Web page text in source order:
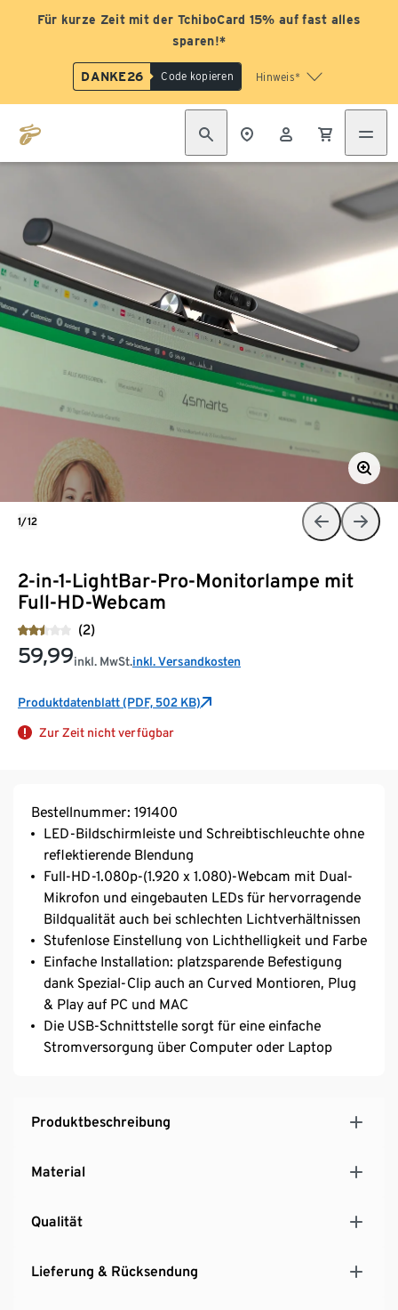
Für kurze Zeit mit der TchiboCard 15% auf fast alles
sparen!*
DANKE26 Code kopieren Hinweis*
2-in-1-LightBar-Pro-Monitorlampe mit
Full-HD-Webcam
(2)
59,99inkl. MwSt.inkl. Versandkosten
Produktdatenblatt (PDF, 502 KB)
Zur Zeit nicht verfügbar
1/12
Bestellnummer: 191400
LED-Bildschirmleiste und Schreibtischleuchte ohne
reflektierende Blendung
Full-HD-1.080p-(1.920 x 1.080)-Webcam mit Dual-
Mikrofon und eingebauten LEDs für hervorragende
Bildqualität auch bei schlechten Lichtverhältnissen
Stufenlose Einstellung von Lichthelligkeit und Farbe
Einfache Installation: platzsparende Befestigung
dank Spezial-Clip auch an Curved Montioren, Plug
& Play auf PC und MAC
Die USB-Schnittstelle sorgt für eine einfache
Stromversorgung über Computer oder Laptop
Produktbeschreibung
Material
Qualität
Lieferung & Rücksendung